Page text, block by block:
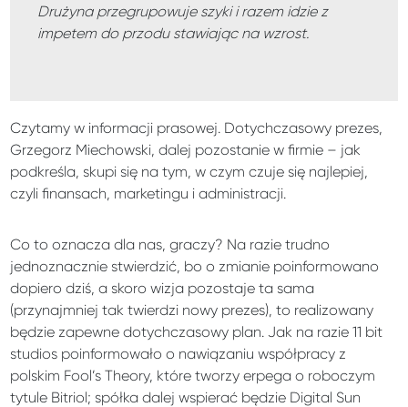
Drużyna przegrupowuje szyki i razem idzie z
impetem do przodu stawiając na wzrost.
Czytamy w informacji prasowej. Dotychczasowy prezes,
Grzegorz Miechowski, dalej pozostanie w firmie – jak
podkreśla, skupi się na tym, w czym czuje się najlepiej,
czyli finansach, marketingu i administracji.
Co to oznacza dla nas, graczy? Na razie trudno
jednoznacznie stwierdzić, bo o zmianie poinformowano
dopiero dziś, a skoro wizja pozostaje ta sama
(przynajmniej tak twierdzi nowy prezes), to realizowany
będzie zapewne dotychczasowy plan. Jak na razie 11 bit
studios poinformowało o nawiązaniu współpracy z
polskim Fool’s Theory, które tworzy erpega o roboczym
tytule Bitriol; spółka dalej wspierać będzie Digital Sun